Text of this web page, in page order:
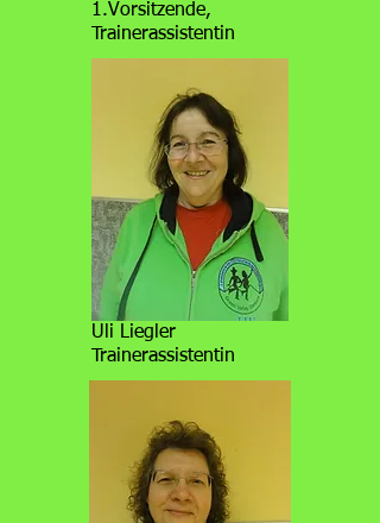
1.Vorsitzende,
Trainerassistentin
Uli Liegler
Trainerassistentin